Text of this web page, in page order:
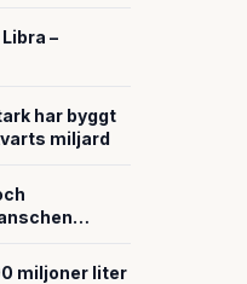
–
har byggt
miljard
miljoner liter